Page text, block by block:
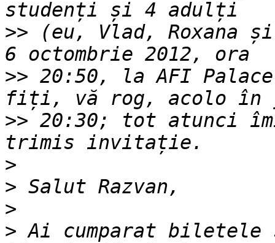
>> (eu, Vlad, Roxana
>> 20:50, la AFI
>> 20:30; tot atunci
>
>
>
> Ai cumparat biletele